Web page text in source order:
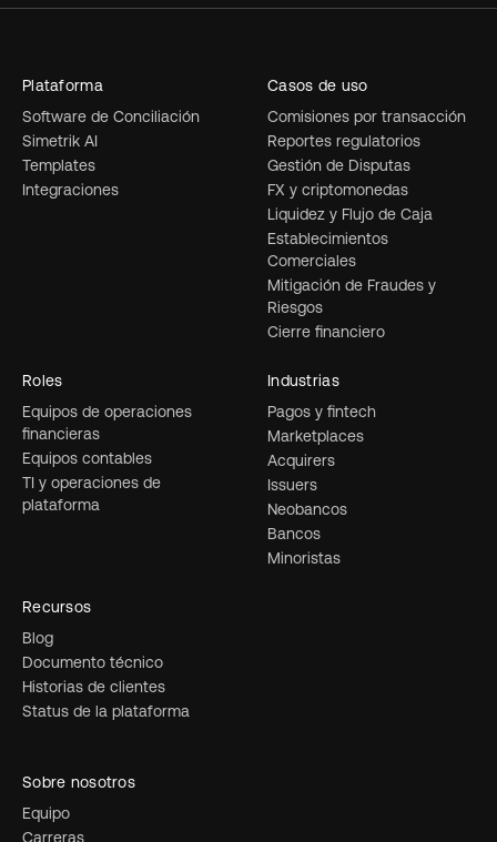
Plataforma
Software de Conciliación
Simetrik AI
Templates
Integraciones
Casos de uso
Comisiones por transacción
Reportes regulatorios
Gestión de Disputas
FX y criptomonedas
Liquidez y Flujo de Caja
Establecimientos
Comerciales
Mitigación de Fraudes y
Riesgos
Cierre financiero
Industrias
Pagos y fintech
Marketplaces
Acquirers
Issuers
Neobancos
Bancos
Minoristas
Roles
Equipos de operaciones
financieras
Equipos contables
TI y operaciones de
plataforma
Recursos
Blog
Documento técnico
Historias de clientes
Status de la plataforma
Sobre nosotros
Equipo
Carreras